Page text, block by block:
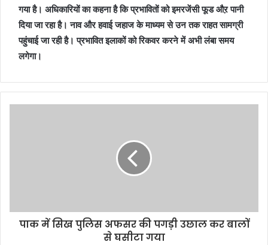
गया है। अधिकारियों का कहना है कि प्रभावितों को इमरजेंसी फूड औऱ पानी
दिया जा रहा है। नाव और हवाई जहाज के माध्यम से उन तक राहत सामग्री
पहुंचाई जा रही है। प्रभावित इलाकों को रिकवर करने में अभी लंबा समय
लगेगा।
पाक में सिख पुलिस अफसर की पगड़ी उछाल कर बालों
से घसीटा गया